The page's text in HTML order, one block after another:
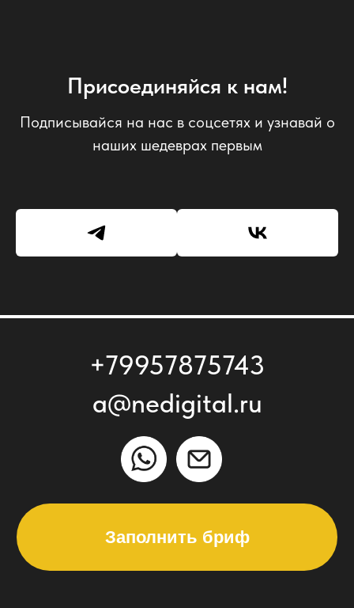
Присоединяйся к нам!
Подписывайся на нас в соцсетях и узнавай о
наших шедеврах первым
Команда
Договор
Реквизиты
Портфолио
Услуги